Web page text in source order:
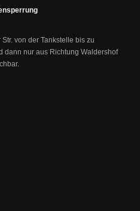
von der Tankstelle bis zu
dann nur aus Richtung Waldershof